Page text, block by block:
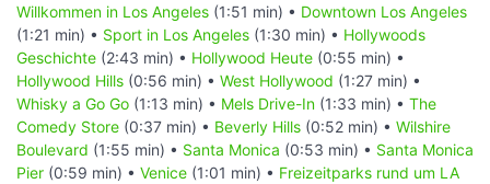
Willkommen in Los Angeles (1:51 min) • Downtown Los Angeles
(1:21 min) • Sport in Los Angeles (1:30 min) • Hollywoods
Geschichte (2:43 min) • Hollywood Heute (0:55 min) •
Hollywood Hills (0:56 min) • West Hollywood (1:27 min) •
Whisky a Go Go (1:13 min) • Mels Drive-In (1:33 min) • The
Comedy Store (0:37 min) • Beverly Hills (0:52 min) • Wilshire
Boulevard (1:55 min) • Santa Monica (0:53 min) • Santa Monica
Pier (0:59 min) • Venice (1:01 min) • Freizeitparks rund um LA